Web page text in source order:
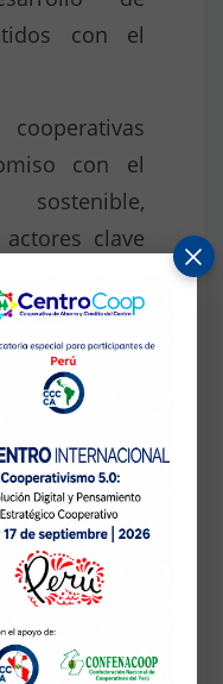
con el
con el
clave
sociedad
y